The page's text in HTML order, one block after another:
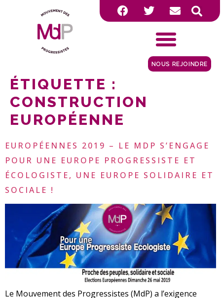
NOUS REJOINDRE
ÉTIQUETTE :
CONSTRUCTION
EUROPÉENNE
EUROPÉENNES 2019 – LE MDP S’ENGAGE
POUR UNE EUROPE PROGRESSISTE ET
ÉCOLOGISTE, UNE EUROPE SOLIDAIRE ET
SOCIALE !
Le Mouvement des Progressistes (MdP) a l’exigence